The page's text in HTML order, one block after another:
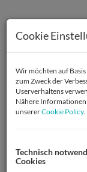
Beschreibung
Das
umfasst drei
Cookie
Wir möchten auf
zum Zweck der
Userverhaltens
Nähere
unsererCookie Policy.
Technisch
Cookies